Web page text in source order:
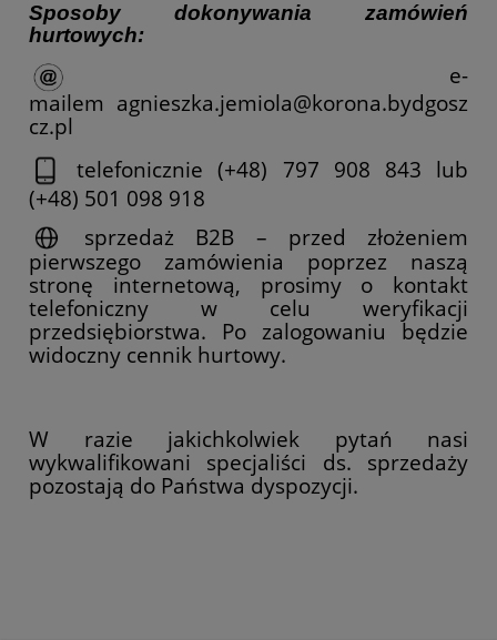
Sposoby dokonywania zamówień
hurtowych:
e-
mailem agnieszka.jemiola@korona.bydgosz
cz.pl
telefonicznie (+48) 797 908 843 lub
(+48) 501 098 918
sprzedaż B2B – przed złożeniem
pierwszego zamówienia poprzez naszą
stronę internetową, prosimy o kontakt
telefoniczny w celu weryfikacji
przedsiębiorstwa. Po zalogowaniu będzie
widoczny cennik hurtowy.
W razie jakichkolwiek pytań nasi
wykwalifikowani specjaliści ds. sprzedaży
pozostają do Państwa dyspozycji.